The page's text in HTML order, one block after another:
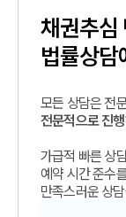
채권추심
법률상담
모든 상담은 전
전문적으로 진
가급적 빠른 상
예약 시간 준수
만족스러운 상